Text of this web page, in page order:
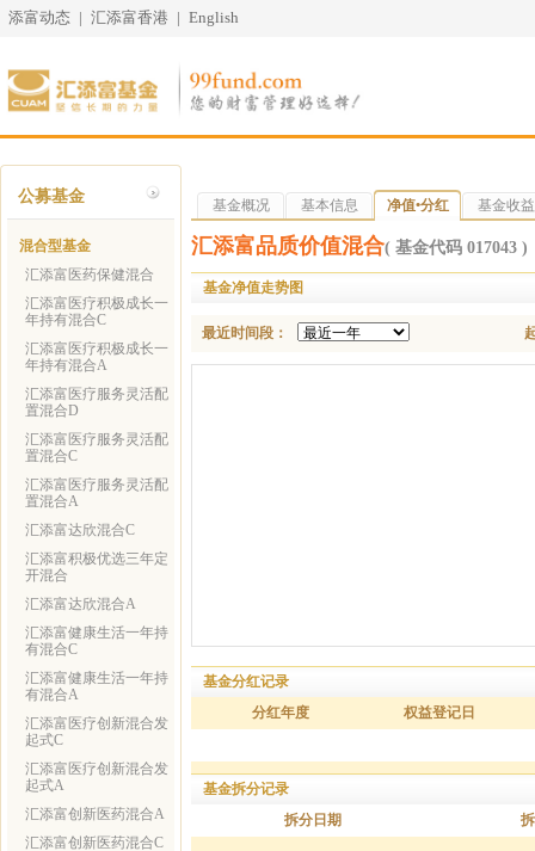
添富动态 | 汇添富香港 | English
公募基金
混合型基金
汇添富医药保健混合
汇添富医疗积极成长一
年持有混合C
汇添富医疗积极成长一
年持有混合A
汇添富医疗服务灵活配
置混合D
汇添富医疗服务灵活配
置混合C
汇添富医疗服务灵活配
置混合A
汇添富达欣混合C
汇添富积极优选三年定
开混合
汇添富达欣混合A
汇添富健康生活一年持
有混合C
汇添富健康生活一年持
有混合A
汇添富医疗创新混合发
起式C
汇添富医疗创新混合发
起式A
汇添富创新医药混合A
汇添富创新医药混合C
基金概况 基本信息 净值•分红 基金收益
汇添富品质价值混合( 基金代码 017043 )
基金净值走势图
最近时间段：
基金分红记录
分红年度 权益登记日
基金拆分记录
拆分日期